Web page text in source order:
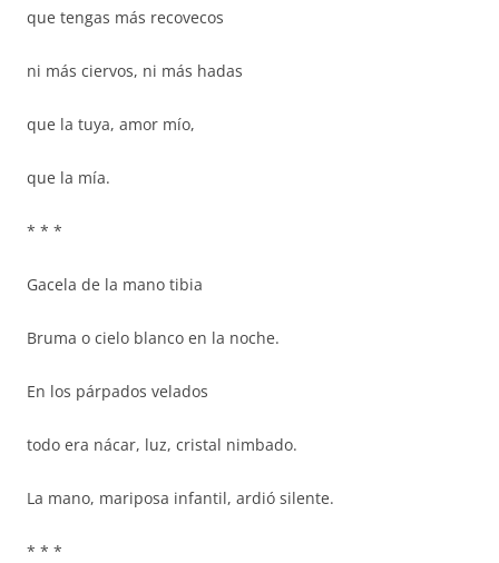
que tengas más recovecos
ni más ciervos, ni más hadas
que la tuya, amor mío,
que la mía.
* * *
Gacela de la mano tibia
Bruma o cielo blanco en la noche.
En los párpados velados
todo era nácar, luz, cristal nimbado.
La mano, mariposa infantil, ardió silente.
* * *